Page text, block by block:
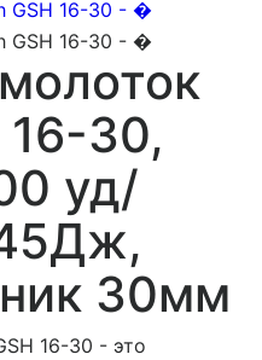
16-30,
уд/
30мм
16-30 - это